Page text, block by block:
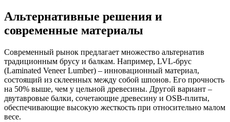
Альтернативные решения и
современные материалы
Современный рынок предлагает множество альтернатив
традиционным брусу и балкам. Например, LVL-брус
(Laminated Veneer Lumber) – инновационный материал,
состоящий из склеенных между собой шпонов. Его прочность
на 50% выше, чем у цельной древесины. Другой вариант –
двутавровые балки, сочетающие древесину и OSB-плиты,
обеспечивающие высокую жесткость при относительно малом
весе.